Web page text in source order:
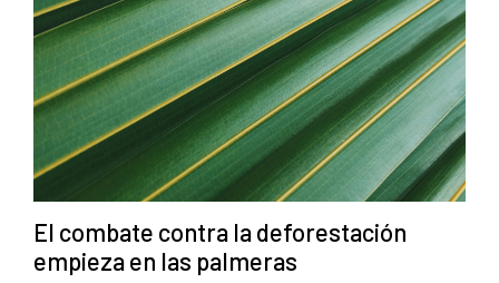
El combate contra la deforestación
empieza en las palmeras